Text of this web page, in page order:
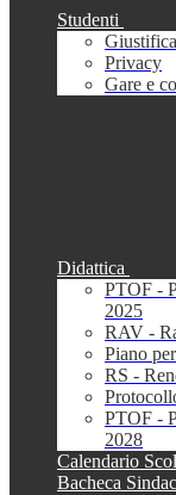
Studenti
Privacy
Gare e
Didattica
PTOF -
2025
RAV -
Piano
RS -
PTOF -
2028
Calendario
Bacheca